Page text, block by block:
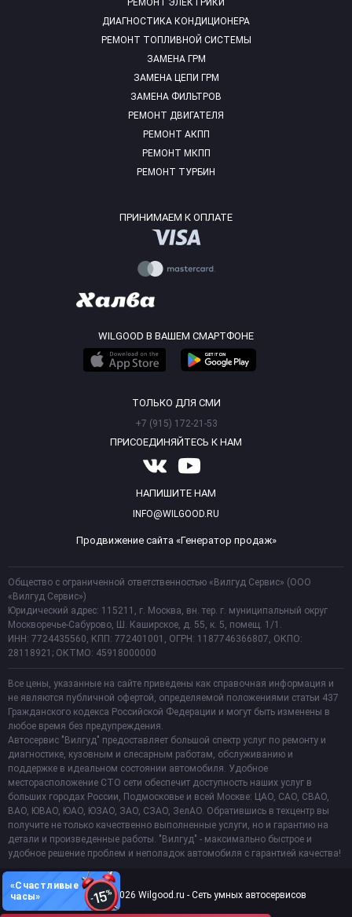
РЕМОНТ ЭЛЕКТРИКИ
ДИАГНОСТИКА КОНДИЦИОНЕРА
РЕМОНТ ТОПЛИВНОЙ СИСТЕМЫ
ЗАМЕНА ГРМ
ЗАМЕНА ЦЕПИ ГРМ
ЗАМЕНА ФИЛЬТРОВ
РЕМОНТ ДВИГАТЕЛЯ
РЕМОНТ АКПП
РЕМОНТ МКПП
РЕМОНТ ТУРБИН
ПРИНИМАЕМ К ОПЛАТЕ
WILGOOD В ВАШЕМ СМАРТФОНЕ
ТОЛЬКО ДЛЯ СМИ
+7 (915) 172-21-53
ПРИСОЕДИНЯЙТЕСЬ К НАМ
НАПИШИТЕ НАМ
INFO@WILGOOD.RU
Продвижение сайта «Генератор продаж»
Общество с ограниченной ответственностью «Вилгуд Сервис» (ООО
«Вилгуд Сервис»)
Юридический адрес: 115211, г. Москва, вн. тер. г. муниципальный округ
Москворечье-Сабурово, Ш. Каширское, д. 55, к. 5, помещ. 1/1.
ИНН: 7724435560, КПП: 772401001, ОГРН: 1187746366807, ОКПО:
28118921; ОКТМО: 45918000000
Все цены, указанные на сайте приведены как справочная информация и
не являются публичной офертой, определяемой положениями статьи 437
Гражданского кодекса Российской Федерации и могут быть изменены в
любое время без предупреждения.
Автосервис "Вилгуд" предоставляет большой спектр услуг по ремонту и
диагностике, кузовным и слесарным работам, обслуживанию и
поддержке в идеальном состоянии автомобиля. Удобное
месторасположение СТО сети обеспечит доступность наших услуг в
больших городах России, Подмосковье и всей Москве: ЦАО, САО, СВАО,
ВАО, ЮВАО, ЮАО, ЮЗАО, ЗАО, СЗАО, ЗелАО. Обратившись в техцентр вы
получите не только качественно выполненные услуги, но и гарантию на
детали и произведенные работы. "Вилгуд" - максимально быстрое и
удобное решение проблем и неполадок автомобиля с гарантией качества!
Copyright 2011-2026 Wilgood.ru - Сеть умных автосервисов
«Счастливые
часы»